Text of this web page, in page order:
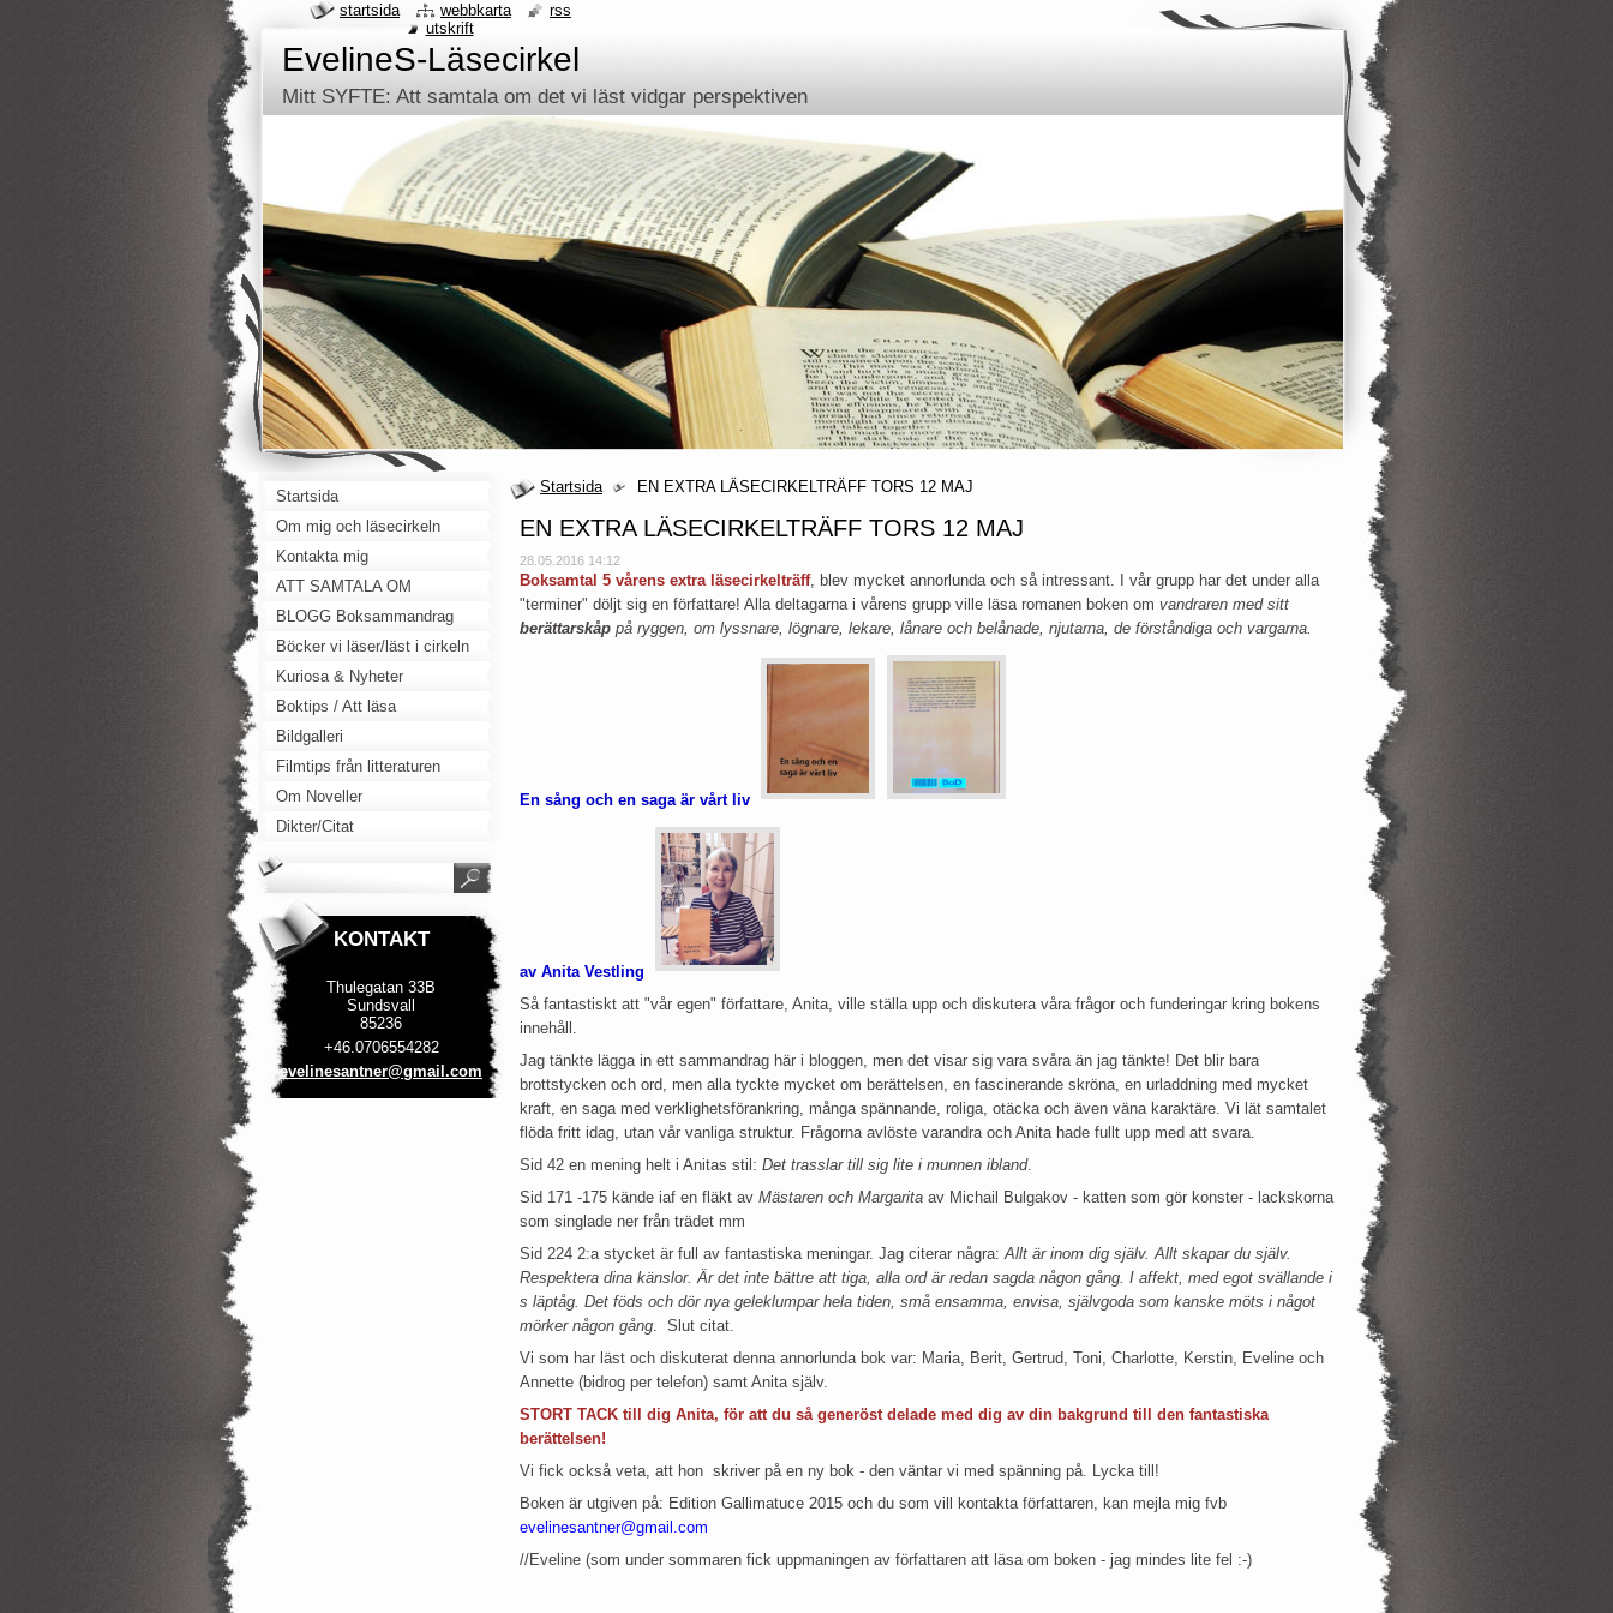
EvelineS-Läsecirkel
Mitt SYFTE: Att samtala om det vi läst vidgar perspektiven
Startsida EN EXTRA LÄSECIRKELTRÄFF TORS 12 MAJ
EN EXTRA LÄSECIRKELTRÄFF TORS 12 MAJ
28.05.2016 14:12
Boksamtal 5 vårens extra läsecirkelträff, blev mycket annorlunda och så intressant. I vår grupp har det under alla
"terminer" döljt sig en författare! Alla deltagarna i vårens grupp ville läsa romanen boken om vandraren med sitt
berättarskåp på ryggen, om lyssnare, lögnare, lekare, lånare och belånade, njutarna, de förståndiga och vargarna.
En sång och en saga är vårt liv
av Anita Vestling
Så fantastiskt att "vår egen" författare, Anita, ville ställa upp och diskutera våra frågor och funderingar kring bokens
innehåll.
Jag tänkte lägga in ett sammandrag här i bloggen, men det visar sig vara svåra än jag tänkte! Det blir bara
brottstycken och ord, men alla tyckte mycket om berättelsen, en fascinerande skröna, en urladdning med mycket
kraft, en saga med verklighetsförankring, många spännande, roliga, otäcka och även väna karaktäre. Vi lät samtalet
flöda fritt idag, utan vår vanliga struktur. Frågorna avlöste varandra och Anita hade fullt upp med att svara.
Sid 42 en mening helt i Anitas stil: Det trasslar till sig lite i munnen ibland.
Sid 171 -175 kände iaf en fläkt av Mästaren och Margarita av Michail Bulgakov - katten som gör konster - lackskorna
som singlade ner från trädet mm
Sid 224 2:a stycket är full av fantastiska meningar. Jag citerar några:Allt är inom dig själv. Allt skapar du själv.
Respektera dina känslor. Är det inte bättre att tiga, alla ord är redan sagda någon gång. I affekt, med egot svällande i
s läptåg. Det föds och dör nya geleklumpar hela tiden, små ensamma, envisa, självgoda som kanske möts i något
mörker någon gång. Slut citat.
Vi som har läst och diskuterat denna annorlunda bok var: Maria, Berit, Gertrud, Toni, Charlotte, Kerstin, Eveline och
Annette (bidrog per telefon) samt Anita själv.
STORT TACK till dig Anita, för att du så generöst delade med dig av din bakgrund till den fantastiska
berättelsen!
Vi fick också veta, att hon skriver på en ny bok - den väntar vi med spänning på. Lycka till!
Boken är utgiven på: Edition Gallimatuce 2015 och du som vill kontakta författaren, kan mejla mig fvb
evelinesantner@gmail.com
//Eveline (som under sommaren fick uppmaningen av författaren att läsa om boken - jag mindes lite fel :-)
Startsida
Om mig och läsecirkeln
Kontakta mig
ATT SAMTALA OM
BLOGG Boksammandrag
Böcker vi läser/läst i cirkeln
Kuriosa & Nyheter
Boktips / Att läsa
Bildgalleri
Filmtips från litteraturen
Om Noveller
Dikter/Citat
KONTAKT
Thulegatan 33B
Sundsvall
85236
+46.0706554282
evelinesantner@gmail.com
startsida webbkarta
rss
utskrift